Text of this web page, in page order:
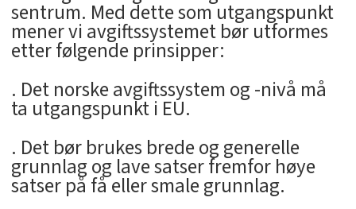
sentrum. Med dette som utgangspunkt
mener vi avgiftssystemet bør utformes
etter følgende prinsipper:
. Det norske avgiftssystem og -nivå må
ta utgangspunkt i EU.
. Det bør brukes brede og generelle
grunnlag og lave satser fremfor høye
satser på få eller smale grunnlag.